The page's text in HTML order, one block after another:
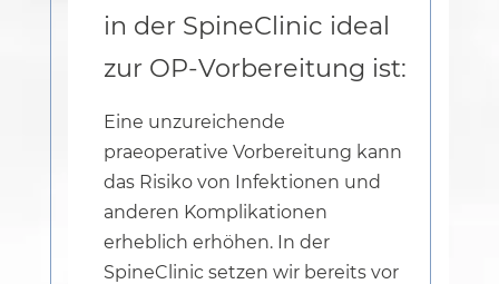
in der SpineClinic ideal
zur OP-Vorbereitung ist:
Eine unzureichende
praeoperative Vorbereitung kann
das Risiko von Infektionen und
anderen Komplikationen
erheblich erhöhen. In der
SpineClinic setzen wir bereits vor